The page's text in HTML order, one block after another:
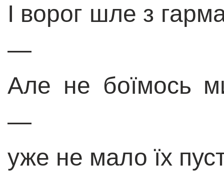
І ворог шле з
—
Але не боїмось
—
уже не мало їх